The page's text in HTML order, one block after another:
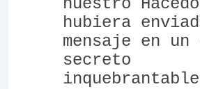
nuestro
hubiera
mensaje en un
secreto